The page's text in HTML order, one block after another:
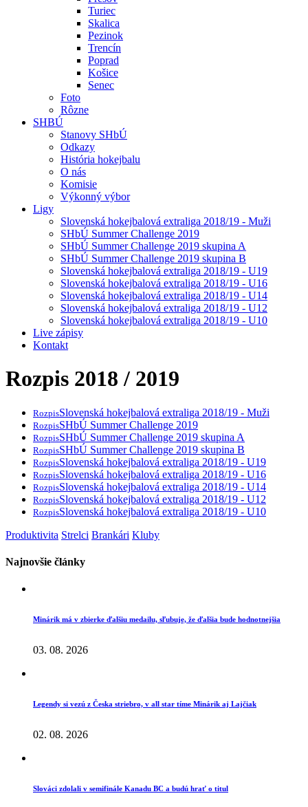
Turiec
Skalica
Pezinok
Trencín
Poprad
Košice
Senec
Foto
Rôzne
SHBÚ
Stanovy SHbÚ
Odkazy
História hokejbalu
O nás
Komisie
Výkonný výbor
Ligy
Slovenská hokejbalová extraliga 2018/19 - Muži
SHbÚ Summer Challenge 2019
SHbÚ Summer Challenge 2019 skupina A
SHbÚ Summer Challenge 2019 skupina B
Slovenská hokejbalová extraliga 2018/19 - U19
Slovenská hokejbalová extraliga 2018/19 - U16
Slovenská hokejbalová extraliga 2018/19 - U14
Slovenská hokejbalová extraliga 2018/19 - U12
Slovenská hokejbalová extraliga 2018/19 - U10
Live zápisy
Kontakt
Rozpis 2018 / 2019
RozpisSlovenská hokejbalová extraliga 2018/19 - Muži
RozpisSHbÚ Summer Challenge 2019
RozpisSHbÚ Summer Challenge 2019 skupina A
RozpisSHbÚ Summer Challenge 2019 skupina B
RozpisSlovenská hokejbalová extraliga 2018/19 - U19
RozpisSlovenská hokejbalová extraliga 2018/19 - U16
RozpisSlovenská hokejbalová extraliga 2018/19 - U14
RozpisSlovenská hokejbalová extraliga 2018/19 - U12
RozpisSlovenská hokejbalová extraliga 2018/19 - U10
Produktivita Strelci Brankári Kluby
Najnovšie články
Minárik má v zbierke ďalšiu medailu, sľubuje, že ďalšia bude hodnotnejšia
03. 08. 2026
Legendy si vezú z Česka striebro, v all star tíme Minárik aj Lajčiak
02. 08. 2026
Slováci zdolali v semifinále Kanadu BC a budú hrať o titul